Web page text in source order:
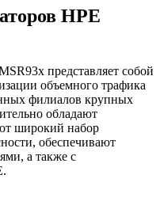
HPE
представляет собой
объемного трафика
филиалов крупных
обладают
широкий набор
обеспечивают
а также с